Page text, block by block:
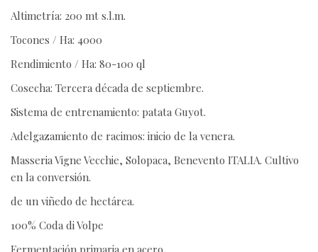
Altimetría: 200 mt s.l.m.
Tocones / Ha: 4000
Rendimiento / Ha: 80-100 ql
Cosecha: Tercera década de septiembre.
Sistema de entrenamiento: patata Guyot.
Adelgazamiento de racimos: inicio de la venera.
Masseria Vigne Vecchie, Solopaca, Benevento ITALIA. Cultivo
en la conversión.
de un viñedo de hectárea.
100% Coda di Volpe